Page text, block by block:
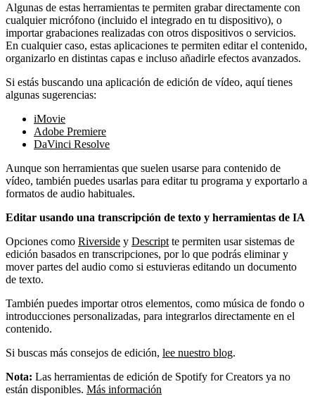
Algunas de estas herramientas te permiten grabar directamente con
cualquier micrófono (incluido el integrado en tu dispositivo), o
importar grabaciones realizadas con otros dispositivos o servicios.
En cualquier caso, estas aplicaciones te permiten editar el contenido,
organizarlo en distintas capas e incluso añadirle efectos avanzados.
Si estás buscando una aplicación de edición de vídeo, aquí tienes
algunas sugerencias:
iMovie
Adobe Premiere
DaVinci Resolve
Aunque son herramientas que suelen usarse para contenido de
vídeo, también puedes usarlas para editar tu programa y exportarlo a
formatos de audio habituales.
Editar usando una transcripción de texto y herramientas de IA
Opciones como Riverside y Descript te permiten usar sistemas de
edición basados en transcripciones, por lo que podrás eliminar y
mover partes del audio como si estuvieras editando un documento
de texto.
También puedes importar otros elementos, como música de fondo o
introducciones personalizadas, para integrarlos directamente en el
contenido.
Si buscas más consejos de edición, lee nuestro blog.
Nota: Las herramientas de edición de Spotify for Creators ya no
están disponibles. Más información